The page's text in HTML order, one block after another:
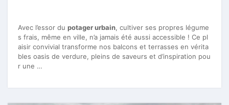
Avec l’essor du potager urbain, cultiver ses propres légume
s frais, même en ville, n’a jamais été aussi accessible ! Ce pl
aisir convivial transforme nos balcons et terrasses en vérita
bles oasis de verdure, pleins de saveurs et d’inspiration pou
r une …